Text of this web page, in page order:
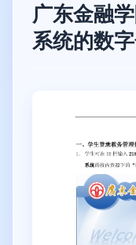
广东金融
系统的数